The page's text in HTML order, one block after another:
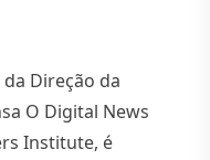
Direção da
O Digital News
Institute, é